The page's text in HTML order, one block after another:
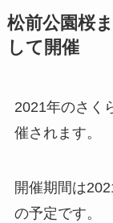
松前公園桜
して開催
2021年のさく
催されます。
開催期間は
の予定です。